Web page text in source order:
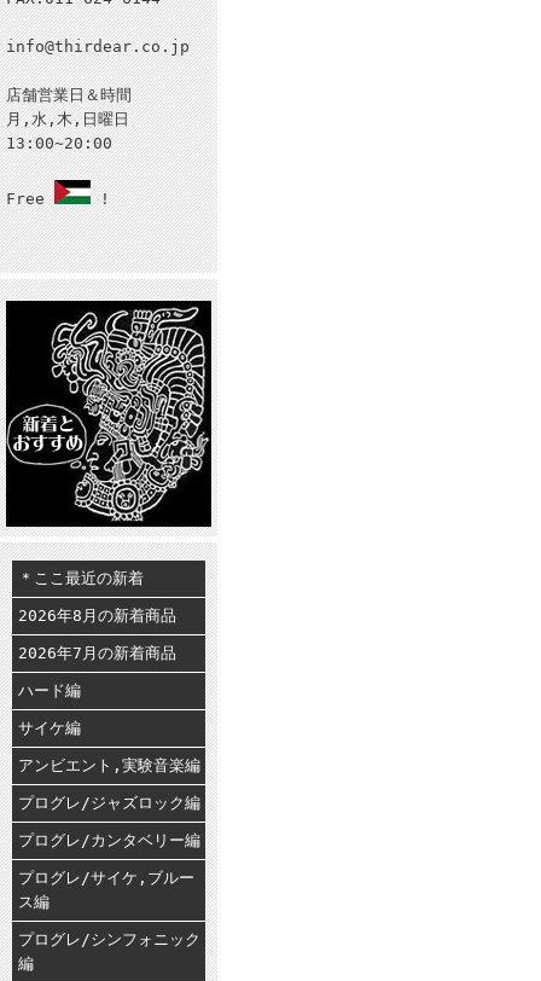
info@thirdear.co.jp
店舗営業日＆時間
月,水,木,日曜日
13:00~20:00
Free !
＊ここ最近の新着
2026年8月の新着商品
2026年7月の新着商品
ハード編
サイケ編
アンビエント,実験音楽編
プログレ/ジャズロック編
プログレ/カンタベリー編
プログレ/サイケ,ブルー
ス編
プログレ/シンフォニック
編